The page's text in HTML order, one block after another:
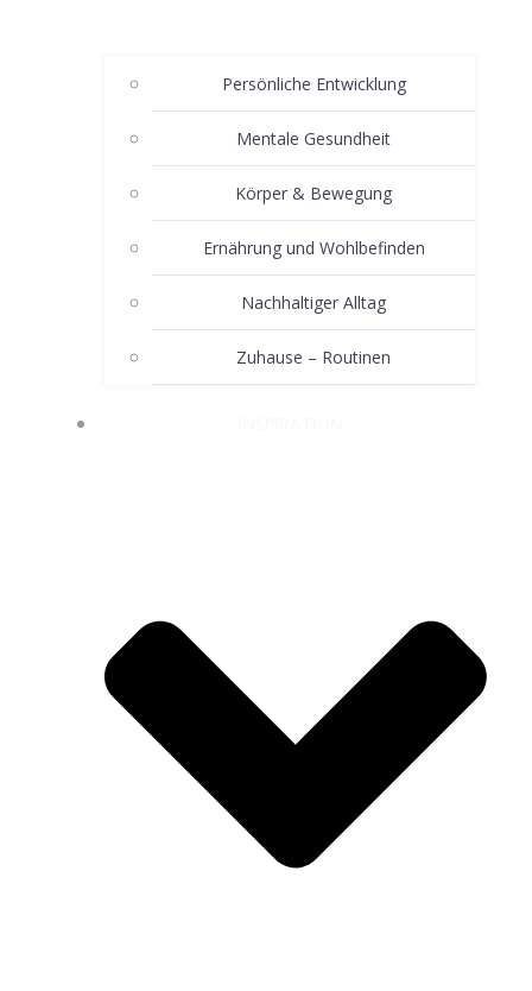
Persönliche Entwicklung
Mentale Gesundheit
Körper & Bewegung
Ernährung und Wohlbefinden
Nachhaltiger Alltag
Zuhause – Routinen